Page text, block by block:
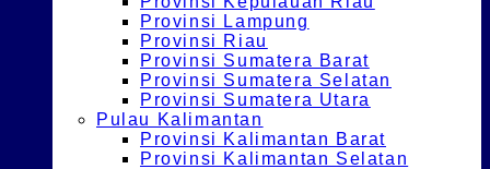
Provinsi Lampung
Provinsi Riau
Provinsi Sumatera Barat
Provinsi Sumatera Selatan
Provinsi Sumatera Utara
Pulau Kalimantan
Provinsi Kalimantan Barat
Provinsi Kalimantan Selatan